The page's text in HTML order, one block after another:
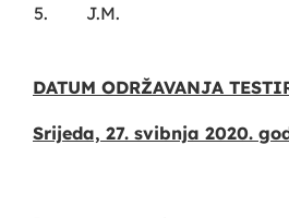
5.
J.M.
DATUM ODRŽAVANJA
Srijeda, 27. svibnja 2020.